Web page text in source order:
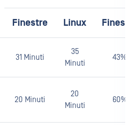
Linux
20 ms
22 ms
Finestre Linux
31 Minuti
35
Minuti
43%
20 Minuti
20
Minuti
60%